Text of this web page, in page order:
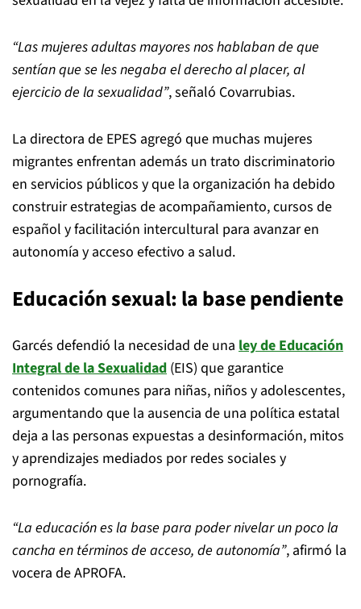
“Las mujeres adultas mayores nos hablaban de que
sentían que se les negaba el derecho al placer, al
ejercicio de la sexualidad”, señaló Covarrubias.
La directora de EPES agregó que muchas mujeres
migrantes enfrentan además un trato discriminatorio
en servicios públicos y que la organización ha debido
construir estrategias de acompañamiento, cursos de
español y facilitación intercultural para avanzar en
autonomía y acceso efectivo a salud.
Educación sexual: la base pendiente
Garcés defendió la necesidad de una ley de Educación
Integral de la Sexualidad (EIS) que garantice
contenidos comunes para niñas, niños y adolescentes,
argumentando que la ausencia de una política estatal
deja a las personas expuestas a desinformación, mitos
y aprendizajes mediados por redes sociales y
pornografía.
“La educación es la base para poder nivelar un poco la
cancha en términos de acceso, de autonomía”, afirmó la
vocera de APROFA.